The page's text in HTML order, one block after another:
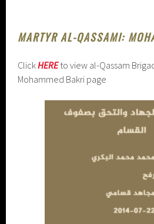
MARTYR AL-QASSAMI:
ClickHEREto view al-Qassam
Mohammed Bakri page